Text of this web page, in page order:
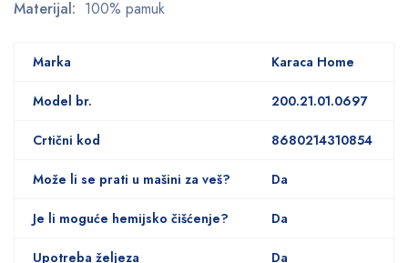
Materijal: 100% pamuk
Marka Karaca Home
Model br. 200.21.01.0697
Crtični kod 8680214310854
Može li se prati u mašini za veš? Da
Je li moguće hemijsko čišćenje? Da
Upotreba željeza Da